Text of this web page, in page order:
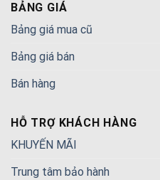
BẢNG GIÁ
Bảng giá mua cũ
Bảng giá bán
Bán hàng
HỖ TRỢ KHÁCH HÀNG
KHUYẾN MÃI
Trung tâm bảo hành